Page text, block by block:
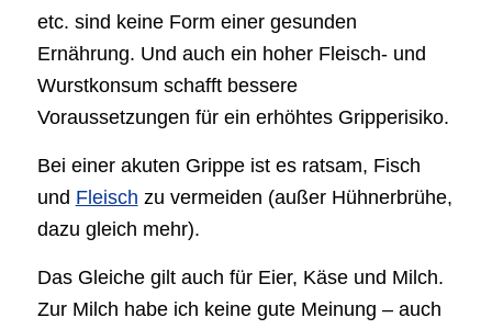
etc. sind keine Form einer gesunden
Ernährung. Und auch ein hoher Fleisch- und
Wurstkonsum schafft bessere
Voraussetzungen für ein erhöhtes Gripperisiko.
Bei einer akuten Grippe ist es ratsam, Fisch
und Fleisch zu vermeiden (außer Hühnerbrühe,
dazu gleich mehr).
Das Gleiche gilt auch für Eier, Käse und Milch.
Zur Milch habe ich keine gute Meinung – auch